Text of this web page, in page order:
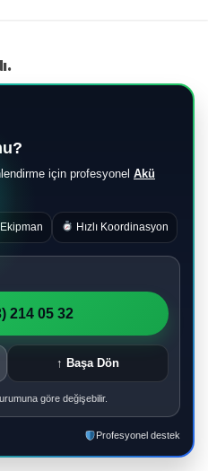
için profesyonel Akü
Hızlı Koordinasyon
214 05 32
↑ Başa Dön
göre değişebilir.
Profesyonel destek